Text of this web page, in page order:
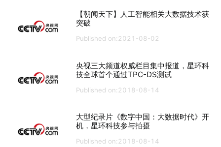
【朝闻天下】人工智能相关大数据技术获
突破
Published on:2021-08-02
央视三大频道权威栏目集中报道，星环科
技全球首个通过TPC-DS测试
Published on:2018-08-14
大型纪录片《数字中国：大数据时代》开
机，星环科技参与拍摄
Published on:2018-08-14